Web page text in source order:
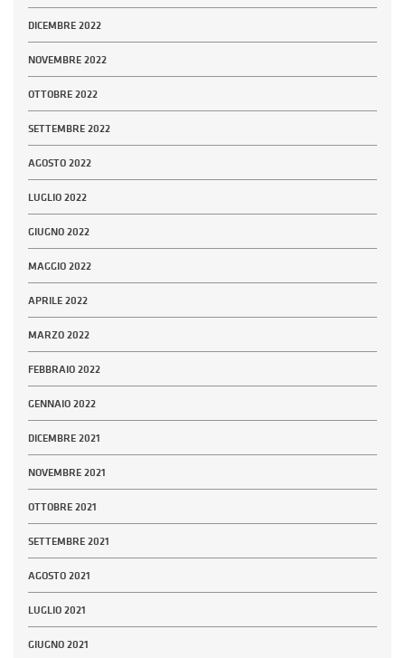
DICEMBRE 2022
NOVEMBRE 2022
OTTOBRE 2022
SETTEMBRE 2022
AGOSTO 2022
LUGLIO 2022
GIUGNO 2022
MAGGIO 2022
APRILE 2022
MARZO 2022
FEBBRAIO 2022
GENNAIO 2022
DICEMBRE 2021
NOVEMBRE 2021
OTTOBRE 2021
SETTEMBRE 2021
AGOSTO 2021
LUGLIO 2021
GIUGNO 2021